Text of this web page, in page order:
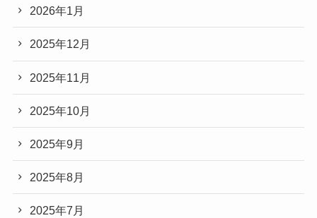
2026年1月
2025年12月
2025年11月
2025年10月
2025年9月
2025年8月
2025年7月